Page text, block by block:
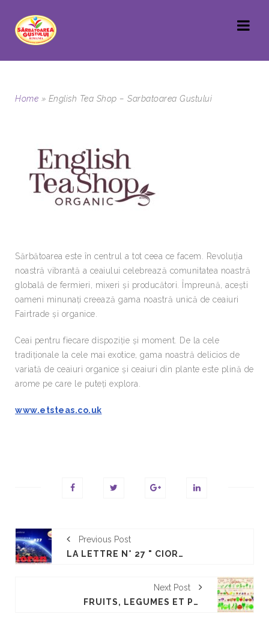
Home » English Tea Shop – Sarbatoarea Gustului
Sărbătoarea este în centrul a tot ceea ce facem. Revoluția
noastră vibrantă a ceaiului celebrează comunitatea noastră
globală de fermieri, mixeri și producători. Împreună, acești
oameni minunați creează gama noastră unică de ceaiuri
Fairtrade și organice.
Ceai pentru fiecare dispoziție și moment. De la cele
tradiționale la cele mai exotice, gama noastră delicios de
variată de ceaiuri organice și ceaiuri din plante este plină de
arome pe care le puteți explora.
www.etsteas.co.uk
Previous Post
LA LETTRE N° 27 " CIORAN DANS LA CUISINE DE LUCULLUS"
Next Post
FRUITS, LÉGUMES ET PRODUITS DE SAISON AU MOIS DE SEPTEMBRE.